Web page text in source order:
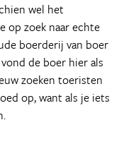
wel het
op zoek naar echte
boerderij van boer
de boer hier als
zoeken toeristen
op, want als je iets